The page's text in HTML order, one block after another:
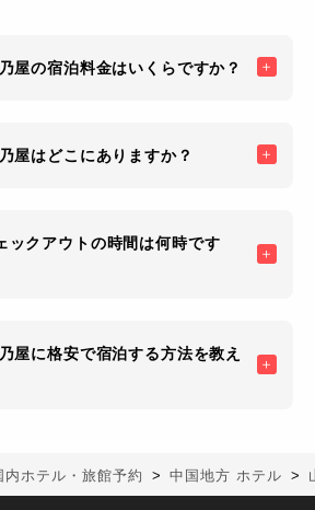
屋の宿泊料金はいくらですか？
屋はどこにありますか？
ックアウトの時間は何時です
屋に格安で宿泊する方法を教え
内ホテル・旅館予約 中国地方 ホテル